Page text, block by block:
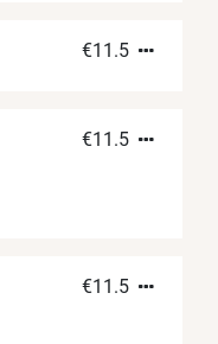
€11.5
€11.5
€11.5